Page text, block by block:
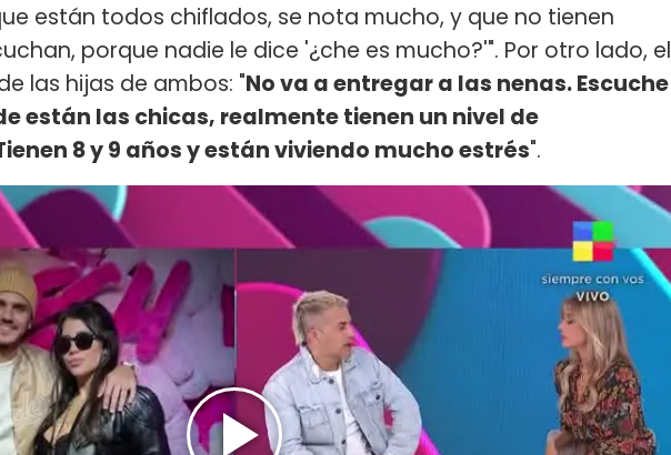
están todos chiflados, se nota mucho, y que no tienen
porque nadie le dice '¿che es mucho?'". Por otro lado, el
las hijas de ambos: "No va a entregar a las nenas. Escuche
están las chicas, realmente tienen un nivel de
8 y 9 años y están viviendo mucho estrés".